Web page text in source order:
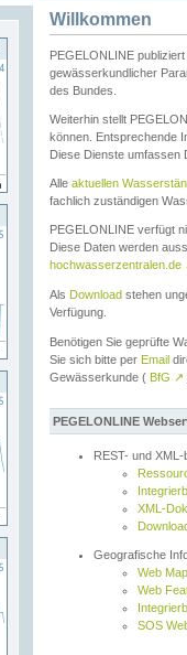
Willkommen
PEGELONLINE
gewässerkundlicher
des Bundes.
Weiterhin stellt
können. Entsprechende
Diese Dienste umfassen
Alle aktuellen
fachlich zuständigen
PEGELONLINE verfügt
Diese Daten werden
hochwasserzentralen.de
Als Download stehen
Verfügung.
Benötigen Sie geprüfte
Sie sich bitte per Email
Gewässerkunde ( BfG ↗
PEGELONLINE
REST- und
XML-
Geografische
Web
Web
SOS